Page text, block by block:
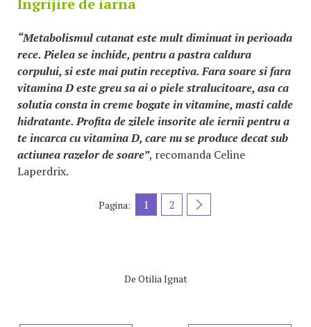
Ingrijire de iarna
“Metabolismul cutanat este mult diminuat in perioada
rece. Pielea se inchide, pentru a pastra caldura
corpului, si este mai putin receptiva. Fara soare si fara
vitamina D este greu sa ai o piele stralucitoare, asa ca
solutia consta in creme bogate in vitamine, masti calde
hidratante. Profita de zilele insorite ale iernii pentru a
te incarca cu vitamina D, care nu se produce decat sub
actiunea razelor de soare”, recomanda Celine
Laperdrix.
Pagina: 1 2
De Otilia Ignat